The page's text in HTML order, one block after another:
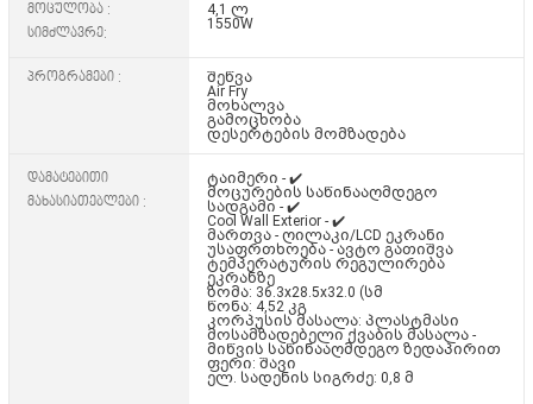
მოცულობა :
სიმძლავრე:
4,1 ლ
1550W
პროგრამები :
შეწვა
Air Fry
მოხალვა
გამოცხობა
დესერტების მომზადება
დამატებითი
მახასიათებლები :
ტაიმერი - ✔️
მოცურების საწინააღმდეგო
სადგამი - ✔️
Cool Wall Exterior - ✔️
მართვა - ღილაკი/LCD ეკრანი
უსაფრთხოება - ავტო გათიშვა
ტემპერატურის რეგულირება
ეკრანზე
ზომა: 36.3x28.5x32.0 (სმ
წონა: 4,52 კგ
კორპუსის მასალა: პლასტმასი
მოსამზადებელი ქვაბის მასალა -
მიწვის საწინააღმდეგო ზედაპირით
ფერი: შავი
ელ. სადენის სიგრძე: 0,8 მ